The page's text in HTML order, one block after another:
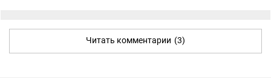
Читать комментарии (3)